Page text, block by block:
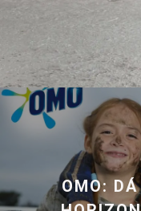
OMO: